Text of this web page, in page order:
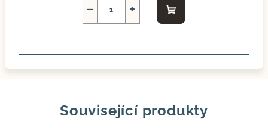
+
−
Do
košíku
Související produkty